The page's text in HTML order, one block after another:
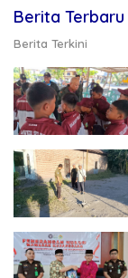
Berita Terbaru
Berita Terkini